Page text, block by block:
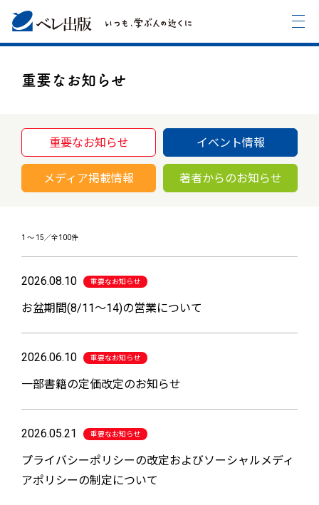
重要なお知らせ
重要なお知らせ イベント情報
メディア掲載情報 著者からのお知らせ
1 〜 15 ／全100件
2026.08.10 重要なお知らせ
お盆期間(8/11～14)の営業について
2026.06.10 重要なお知らせ
一部書籍の定価改定のお知らせ
2026.05.21 重要なお知らせ
プライバシーポリシーの改定およびソーシャルメディ
アポリシーの制定について